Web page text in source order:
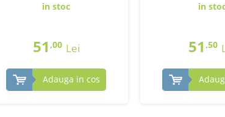
in stoc
51 ,00 Lei
Adauga in cos
in
51,50